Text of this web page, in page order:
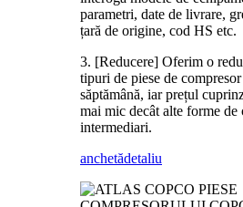
parametri, date de livrare,
țară de origine, cod HS etc.
3. [Reducere] Oferim o
tipuri de piese de
săptămână, iar prețul
mai mic decât alte forme de
intermediari.
anchetădetaliu